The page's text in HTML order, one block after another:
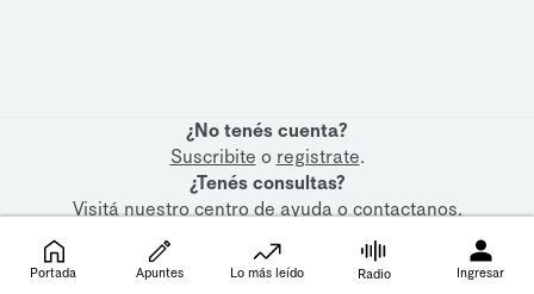
¿No tenés cuenta?
Suscribite o registrate.
¿Tenés consultas?
Visitá nuestrocentro de ayudaocontactanos.
Portada Apuntes Lo más leído Radio Ingresar